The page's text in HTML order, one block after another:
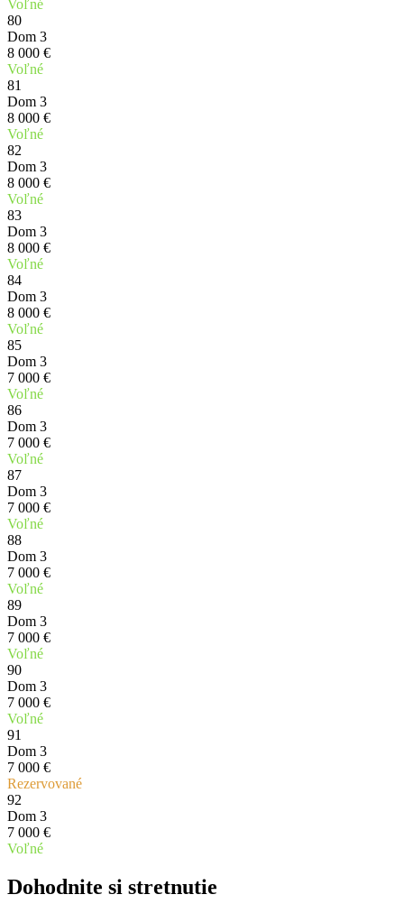
Voľné
80
Dom 3
8 000 €
Voľné
81
Dom 3
8 000 €
Voľné
82
Dom 3
8 000 €
Voľné
83
Dom 3
8 000 €
Voľné
84
Dom 3
8 000 €
Voľné
85
Dom 3
7 000 €
Voľné
86
Dom 3
7 000 €
Voľné
87
Dom 3
7 000 €
Voľné
88
Dom 3
7 000 €
Voľné
89
Dom 3
7 000 €
Voľné
90
Dom 3
7 000 €
Voľné
91
Dom 3
7 000 €
Rezervované
92
Dom 3
7 000 €
Voľné
Dohodnite si stretnutie